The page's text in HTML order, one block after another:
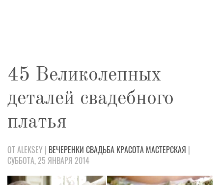
45 Великолепных
деталей свадебного
платья
ОТ ALEKSEY | ВЕЧЕРЕНКИ СВАДЬБА КРАСОТА МАСТЕРСКАЯ |
СУББОТА, 25 ЯНВАРЯ 2014